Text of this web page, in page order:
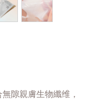
隙親膚生物纖维，